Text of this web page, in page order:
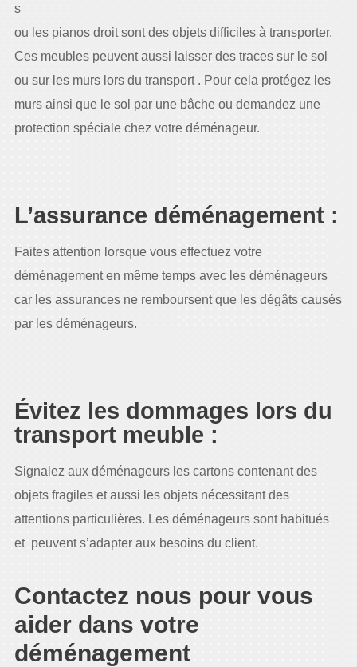
s
ou les pianos droit sont des objets difficiles à transporter.
Ces meubles peuvent aussi laisser des traces sur le sol
ou sur les murs lors du transport . Pour cela protégez les
murs ainsi que le sol par une bâche ou demandez une
protection spéciale chez votre déménageur.
L’assurance déménagement :
Faites attention lorsque vous effectuez votre
déménagement en même temps avec les déménageurs
car les assurances ne remboursent que les dégâts causés
par les déménageurs.
Évitez les dommages lors du
transport meuble :
Signalez aux déménageurs les cartons contenant des
objets fragiles et aussi les objets nécessitant des
attentions particulières. Les déménageurs sont habitués
et peuvent s’adapter aux besoins du client.
Contactez nous pour vous
aider dans votre
déménagement